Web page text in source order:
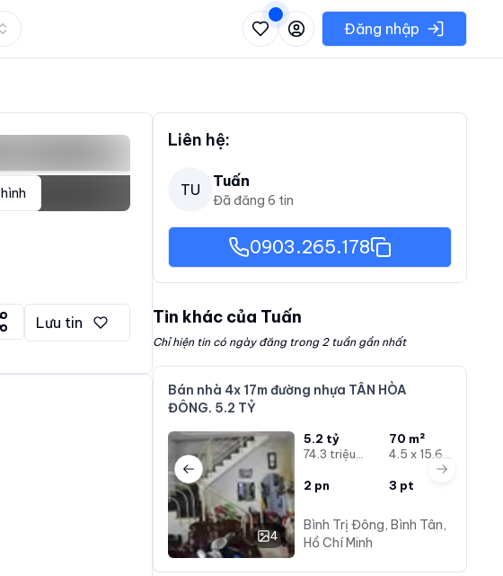
Nhấn để mở danh sách các khu vực có thể chọnĐăng nhập
hình
Lưu tin
Liên hệ:
TU Tuấn
Đã đăng 6 tin
0903.265.178
Tin khác của Tuấn
Chỉ hiện tin có ngày đăng trong 2 tuần gần nhất
Bán nhà 4x 17m đường nhựa TÂN HÒA
ĐÔNG. 5.2 TỶ
4
5.2 tỷ
70 m²
2 pn 3 pt
Bình Trị Đông, Bình Tân,
Hồ Chí Minh
Previous slide Next slide